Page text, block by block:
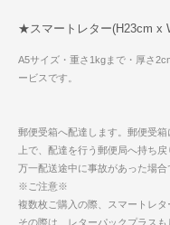
★スマートレター(H23cm x
A5サイズ・重さ1kgまで・厚さ
ービスです。
郵便受箱へ配達します。郵便受
上で、配達を行う郵便局へ持ち戻
万一配送途中に事故があった場合
※ご注意※
複数枚ご購入の際、スマートレタ
その際は、レターパックプラス